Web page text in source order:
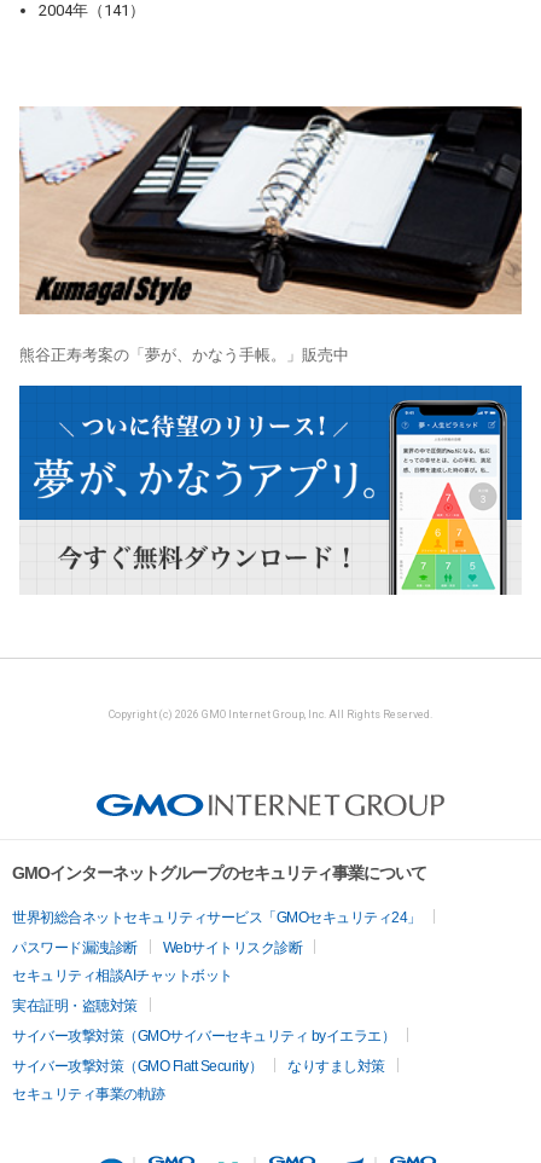
2004年（141）
熊谷正寿考案の「夢が、かなう手帳。」販売中
Copyright (c) 2026 GMO Internet Group, Inc. All Rights Reserved.
GMOインターネットグループのセキュリティ事業について
世界初総合ネットセキュリティサービス「GMOセキュリティ24」
パスワード漏洩診断
Webサイトリスク診断
セキュリティ相談AIチャットボット
実在証明・盗聴対策
サイバー攻撃対策（GMOサイバーセキュリティ byイエラエ）
サイバー攻撃対策（GMO Flatt Security）
なりすまし対策
セキュリティ事業の軌跡